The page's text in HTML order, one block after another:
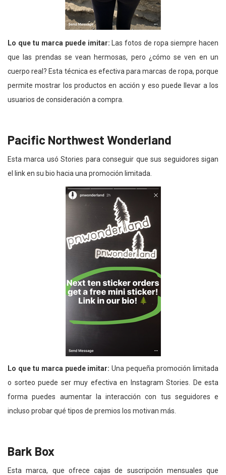
Lo que tu marca puede imitar: Las fotos de ropa siempre hacen
que las prendas se vean hermosas, pero ¿cómo se ven en un
cuerpo real? Esta técnica es efectiva para marcas de ropa, porque
permite mostrar los productos en acción y eso puede llevar a los
usuarios de consideración a compra.
Pacific Northwest Wonderland
Esta marca usó Stories para conseguir que sus seguidores sigan
el link en su bio hacia una promoción limitada.
Lo que tu marca puede imitar: Una pequeña promoción limitada
o sorteo puede ser muy efectiva en Instagram Stories. De esta
forma puedes aumentar la interacción con tus seguidores e
incluso probar qué tipos de premios los motivan más.
Bark Box
Esta marca, que ofrece cajas de suscripción mensuales que